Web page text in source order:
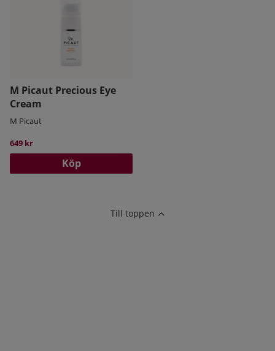
M Picaut Precious Eye
Cream
M Picaut
649 kr
Köp
Till toppen